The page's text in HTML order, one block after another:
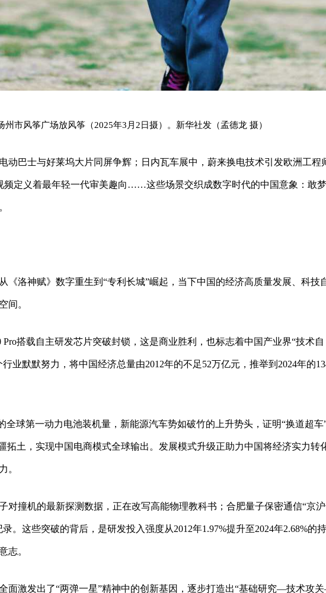
州市风筝广场放风筝（2025年3月2日摄）。新华社发（孟德龙 摄）
动巴士与好莱坞大片同屏争辉；日内瓦车展中，蔚来换电技术引发欧洲工程
频定义着最年轻一代审美趣向……这些场景交织成数字时代的中国意象：敢
《洛神赋》数字重生到“专利长城”崛起，当下中国的经济高质量发展、科技
间。
Pro搭载自主研发芯片突破封锁，这是商业胜利，也标志着中国产业界“技术自
业默默努力，将中国经济总量由2012年的不足52万亿元，推举到2024年的
全球第一动力电池装机量，新能源汽车势如破竹的上升势头，证明“换道超车
拓土，实现中国电商模式全球输出。发展模式升级正助力中国将经济实力转
。
对撞机的最新探测数据，正在改写高能物理教科书；合肥量子保密通信“京
。这些突破的背后，是研发投入强度从2012年1.97%提升至2024年2.68%的
志。
面激发出了“两弹一星”精神中的创新基因，逐步打造出“基础研究—技术攻